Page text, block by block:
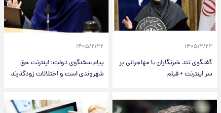
۱۴۰۵/۲/۲۲
گفتگوی تند خبرنگاران با مهاجرانی بر
سر اینترنت + فیلم
۱۴۰۵/۲/۲۲
پیام سخنگوی دولت: اینترنت حق
شهروندی است و اختلالات زودگذرند